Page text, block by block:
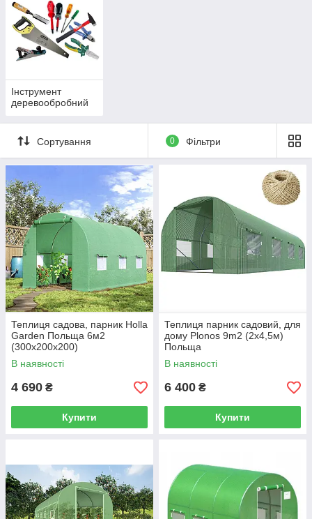
Інструмент
деревообробний
Сортування 0 Фільтри
Теплиця садова, парник Holla
Garden Польща 6м2
(300х200х200)
В наявності
4 690 ₴
Купити
Теплиця парник садовий, для
дому Plonos 9m2 (2x4,5м)
Польща
В наявності
6 400 ₴
Купити